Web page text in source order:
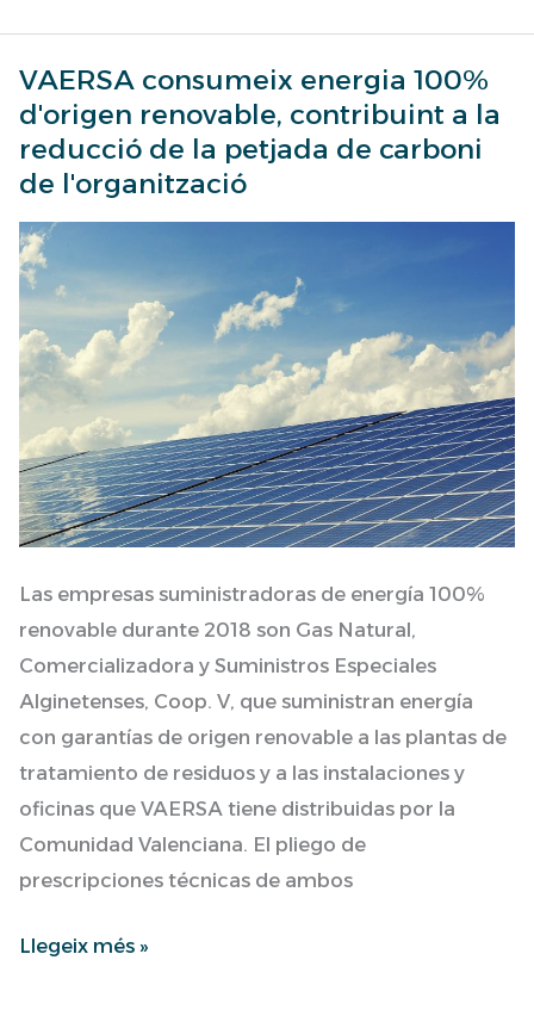
VAERSA consumeix energia 100%
d'origen renovable, contribuint a la
reducció de la petjada de carboni
de l'organització
Las empresas suministradoras de energía 100%
renovable durante 2018 son Gas Natural,
Comercializadora y Suministros Especiales
Alginetenses, Coop. V, que suministran energía
con garantías de origen renovable a las plantas de
tratamiento de residuos y a las instalaciones y
oficinas que VAERSA tiene distribuidas por la
Comunidad Valenciana. El pliego de
prescripciones técnicas de ambos
VAERSA
consumeix
energia
100%
d'origen
renovable,
contribuint
a
la
reducció
de
la
petjada
de
carboni
l'organització
Llegeix més »